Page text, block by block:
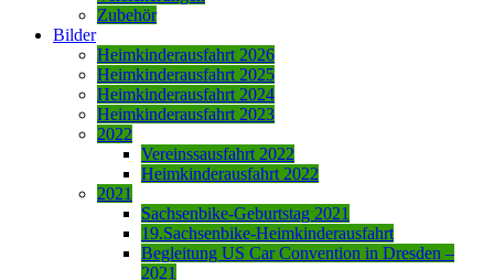
Zubehör
Bilder
Heimkinderausfahrt 2026
Heimkinderausfahrt 2025
Heimkinderausfahrt 2024
Heimkinderausfahrt 2023
2022
Vereinssausfahrt 2022
Heimkinderausfahrt 2022
2021
Sachsenbike-Geburtstag 2021
19.Sachsenbike-Heimkinderausfahrt
Begleitung US Car Convention in Dresden –
2021